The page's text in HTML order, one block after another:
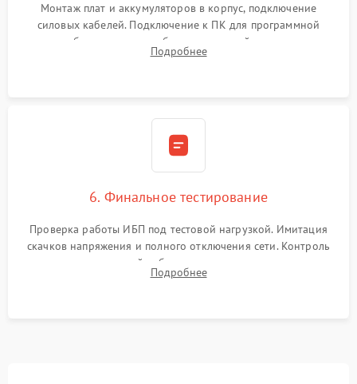
Монтаж плат и аккумуляторов в корпус, подключение
силовых кабелей. Подключение к ПК для программной
калибровки констант батареи, настройки порогов
срабатывания AVR и сброса счетчиков старения АКБ.
Подробнее
6. Финальное тестирование
Проверка работы ИБП под тестовой нагрузкой. Имитация
скачков напряжения и полного отключения сети. Контроль
времени автономной работы, температурного режима и
корректности формы выходного сигнала.
Подробнее